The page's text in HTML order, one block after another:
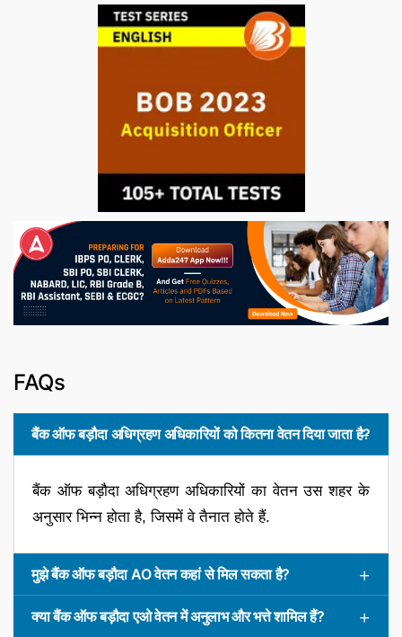
FAQs
बैंक ऑफ बड़ौदा अधिग्रहण अधिकारियों को कितना वेतन दिया जाता है?
बैंक ऑफ बड़ौदा अधिग्रहण अधिकारियों का वेतन उस शहर के
अनुसार भिन्न होता है, जिसमें वे तैनात होते हैं.
मुझे बैंक ऑफ बड़ौदा AO वेतन कहां से मिल सकता है?
क्या बैंक ऑफ बड़ौदा एओ वेतन में अनुलाभ और भत्ते शामिल हैं?